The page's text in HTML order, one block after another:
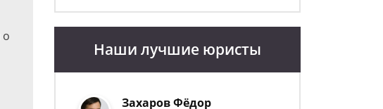
Наши лучшие юристы
Захаров Фёдор